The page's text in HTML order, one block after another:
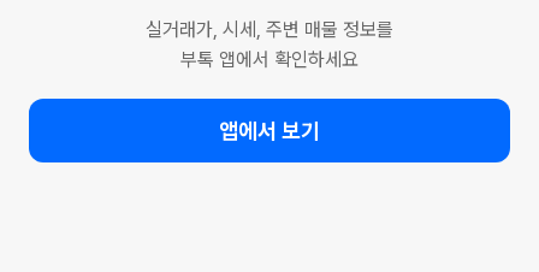
실거래가, 시세, 주변 매물 정보를
부톡 앱에서 확인하세요
앱에서 보기